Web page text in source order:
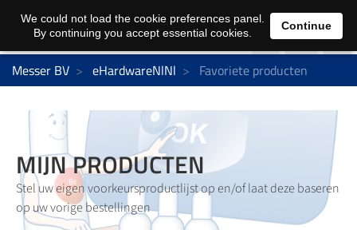
0
Messer BV eHardwareNlNl Favoriete producten
MIJN PRODUCTEN
Stel uw eigen voorkeursproductlijst op en/of laat deze baseren
op uw vorige bestellingen
We could not load the cookie preferences panel.
By continuing you accept essential cookies.
Continue